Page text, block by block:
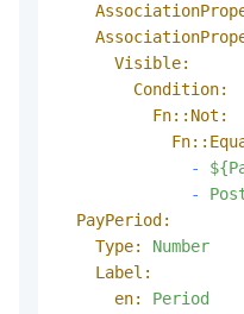
Visible:
Condition:
Fn::Not:
-
-
PayPeriod:
Type:
Number
Label:
en:
Period